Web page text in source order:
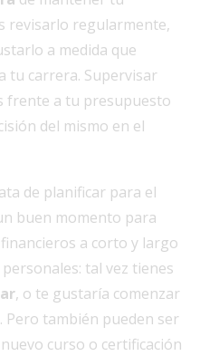
revisarlo regularmente,
a medida que
tu carrera. Supervisar
frente a tu presupuesto
del mismo en el
de planificar para el
buen momento para
a corto y largo
tal vez tienes
, o te gustaría comenzar
también pueden ser
curso o certificación